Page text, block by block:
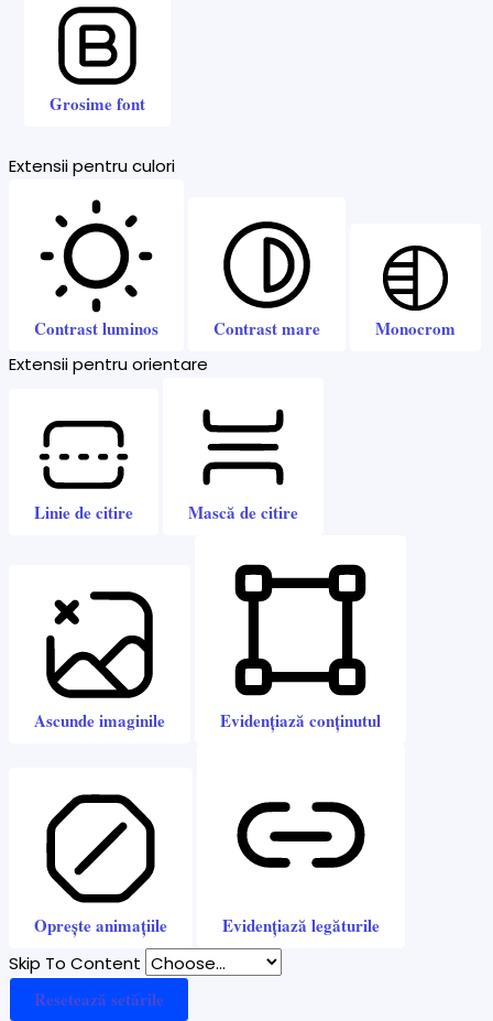
Grosime font
Extensii pentru culori
Contrast luminos Contrast mare Monocrom
Extensii pentru orientare
Linie de citire Mască de citire
Ascunde imaginile Evidențiază conținutul
Oprește animațiile Evidențiază legăturile
Skip To Content
Resetează setările